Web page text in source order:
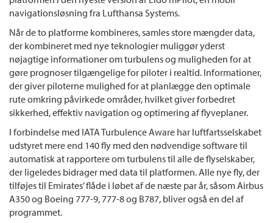
navigationsløsning fra Lufthansa Systems.
Når de to platforme kombineres, samles store mængder data,
der kombineret med nye teknologier muliggør yderst
nøjagtige informationer om turbulens og muligheden for at
gøre prognoser tilgængelige for piloter i realtid. Informationer,
der giver piloterne mulighed for at planlægge den optimale
rute omkring påvirkede områder, hvilket giver forbedret
sikkerhed, effektiv navigation og optimering af flyveplaner.
I forbindelse med IATA Turbulence Aware har luftfartsselskabet
udstyret mere end 140 fly med den nødvendige software til
automatisk at rapportere om turbulens til alle de flyselskaber,
der ligeledes bidrager med data til platformen. Alle nye fly, der
tilføjes til Emirates’ flåde i løbet af de næste par år, såsom Airbus
A350 og Boeing 777-9, 777-8 og B787, bliver også en del af
programmet.